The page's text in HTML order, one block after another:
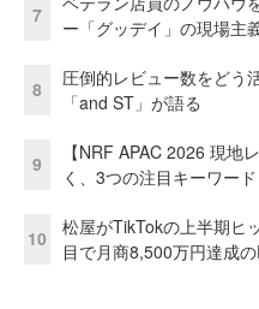
7
ー「グッデイ」の現場主
8
圧倒的レビュー数をどう
「and ST」が語る
9
【NRF APAC 2026 現地
く、3つの注目キーワード
10
松屋がTikTokの上半期ヒ
目で月商8,500万円達成